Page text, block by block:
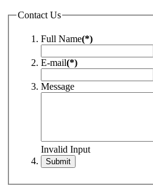
Contact Us
Full Name(*)
E-mail(*)
Message
Invalid Input